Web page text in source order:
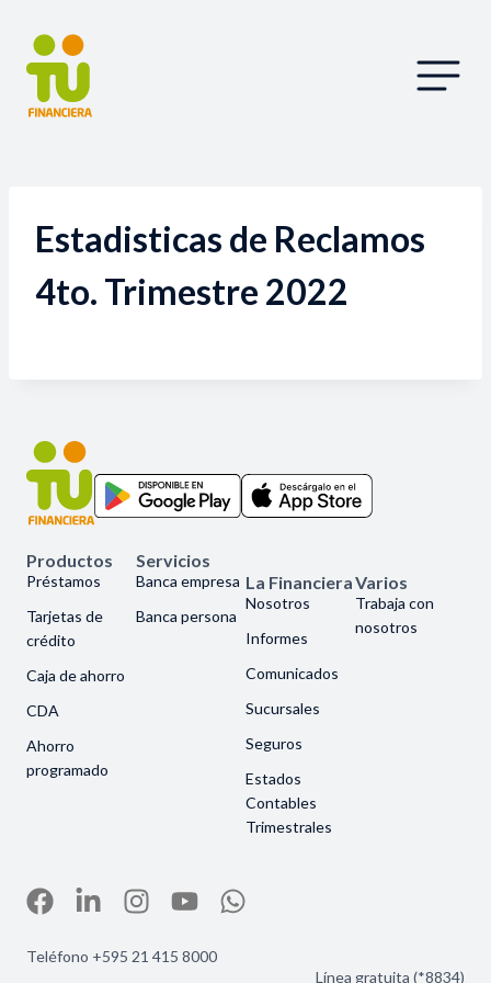
Estadisticas de Reclamos
4to. Trimestre 2022
Productos
Préstamos
Tarjetas de
crédito
Caja de ahorro
CDA
Ahorro
programado
Servicios
Banca empresa
Banca persona
La Financiera
Nosotros
Informes
Comunicados
Sucursales
Seguros
Estados
Contables
Trimestrales
Varios
Trabaja con
nosotros
Teléfono +595 21 415 8000
Línea gratuita (*8834)